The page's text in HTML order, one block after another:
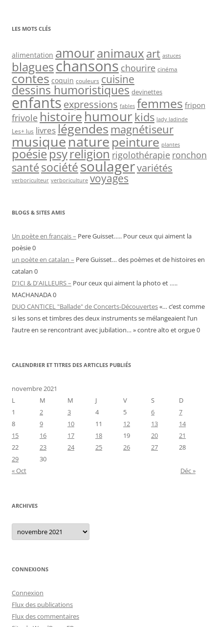
LES MOTS CLÉS
alimentation amouranimaux art astuces
blagueschansons chourire cinéma
contes coquin couleurs cuisine
dessins humoristiques devinettes
enfantsexpressions fables femmes fripon
frivole histoire humour kids lady ladinde
Les+ lus livreslégendes magnétiseur
musiquenature peinture plantes
poésiepsyreligion rigolothérapie ronchon
santésociétésoulagervariétés
verboriculteur verboriculture voyages
BLOGS & SITES AMIS
Un poète en français – Pere Guisset….. Pour ceux qui aiment la
poèsie 0
un poète en catalan – Pere Guisset… des poèmes et de histoires en
catalan 0
D'ICI & D'AILLEURS – Pour ceux qui aiment la photo et …..
MACHANADA 0
DUO CANTICEL "Ballade" de Concerts-Découvertes«… c’est comme
si les sons et timbres des deux instruments se mélangeaient l’un
l’autre en se rencontrant avec jubilation… » contre alto et orgue 0
CALENDRIER ET TITRES DES ARTICLES PUBLIÉS
novembre 2021
L
M M J V S
D
1
2 3 4 5 6
7
8
9 10 11 12 13
14
15
16 17 18 19 20
21
22
23 24 25 26 27
28
29
30
« Oct
Déc »
ARCHIVES
Archives
CONNEXIONS
Connexion
Flux des publications
Flux des commentaires